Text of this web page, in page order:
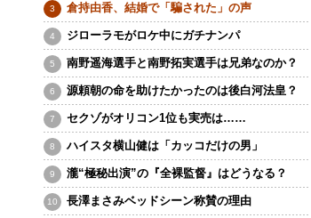
倉持由香、結婚で「騙された」の声
ジローラモがロケ中にガチナンパ
南野遥海選手と南野拓実選手は兄弟なのか？
源頼朝の命を助けたかったのは後白河法皇？
セクゾがオリコン1位も実売は……
ハイスタ横山健は「カッコだけの男」
瀧“極秘出演”の『全裸監督』はどうなる？
長澤まさみベッドシーン称賛の理由